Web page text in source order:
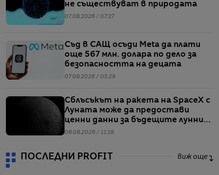
не съществуват в природата
07.08.2026 / 07:27
Съд в САЩ осъди Meta да плати
още 567 млн. долара по дело за
безопасността на децата
07.08.2026 / 05:29
Сблъсъкът на ракета на SpaceX с
Луната може да предостави
ценни данни за бъдещите лунни
мисии
06.08.2026 / 11:18
ПОСЛЕДНИ PROFIT виж още